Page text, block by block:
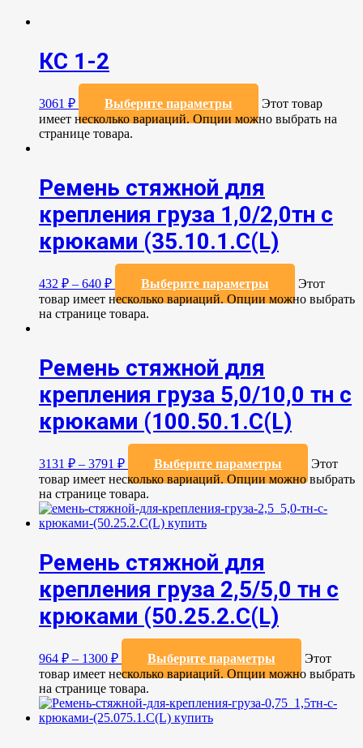
КС 1-2
3061 ₽ Выберите параметры
Этот товар
имеет несколько вариаций. Опции можно выбрать на
странице товара.
Ремень стяжной для
крепления груза 1,0/2,0тн с
крюками (35.10.1.С(L)
432 ₽ – 640 ₽ Выберите параметры
Этот
товар имеет несколько вариаций. Опции можно выбрать
на странице товара.
Ремень стяжной для
крепления груза 5,0/10,0 тн с
крюками (100.50.1.С(L)
3131 ₽ – 3791 ₽ Выберите параметры
Этот
товар имеет несколько вариаций. Опции можно выбрать
на странице товара.
Ремень стяжной для
крепления груза 2,5/5,0 тн с
крюками (50.25.2.C(L)
964 ₽ – 1300 ₽ Выберите параметры
Этот
товар имеет несколько вариаций. Опции можно выбрать
на странице товара.